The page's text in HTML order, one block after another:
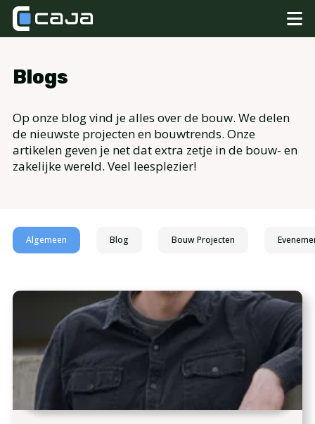
Blogs
Op onze blog vind je alles over de bouw. We delen
de nieuwste projecten en bouwtrends. Onze
artikelen geven je net dat extra zetje in de bouw- en
zakelijke wereld. Veel leesplezier!
Algemeen Blog Bouw Projecten